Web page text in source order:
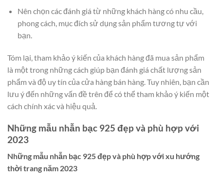
Nên chọn các đánh giá từ những khách hàng có nhu cầu,
phong cách, mục đích sử dụng sản phẩm tương tự với
bạn.
Tóm lại, tham khảo ý kiến của khách hàng đã mua sản phẩm
là một trong những cách giúp bạn đánh giá chất lượng sản
phẩm và độ uy tín của cửa hàng bán hàng. Tuy nhiên, bạn cần
lưu ý đến những vấn đề trên để có thể tham khảo ý kiến một
cách chính xác và hiệu quả.
Những mẫu nhẫn bạc 925 đẹp và phù hợp với
2023
Những mẫu nhẫn bạc 925 đẹp và phù hợp với xu hướng
thời trang năm 2023